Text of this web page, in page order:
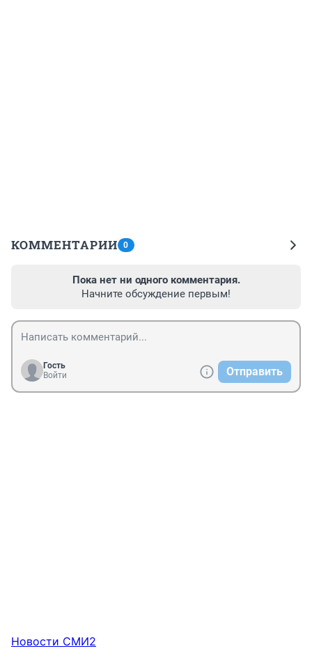
КОММЕНТАРИИ 0
Пока нет ни одного комментария.
Начните обсуждение первым!
Гость
Войти
Отправить
Новости СМИ2